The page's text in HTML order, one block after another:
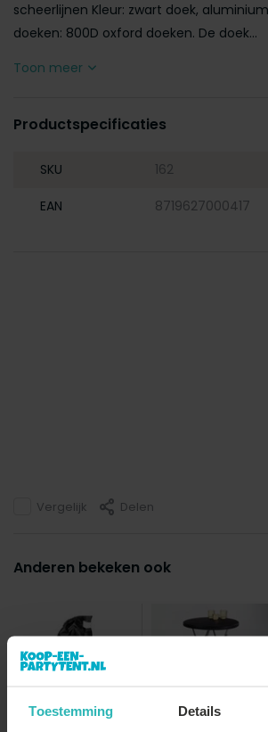
Toestemming Details
scheerlijnen Kleur: zwart doek,
doeken: 800D oxford doeken. De doek...
Toon meer
Productspecificaties
SKU 162
EAN 8719627000417
Vergelijk Delen
Anderen bekeken ook
Gewichtzak